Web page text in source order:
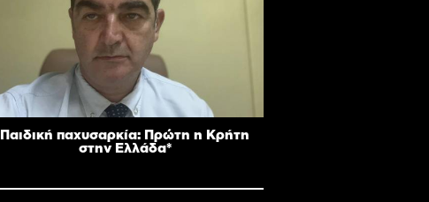
Παιδική παχυσαρκία: Πρώτη η Κρήτη
στην Ελλάδα*